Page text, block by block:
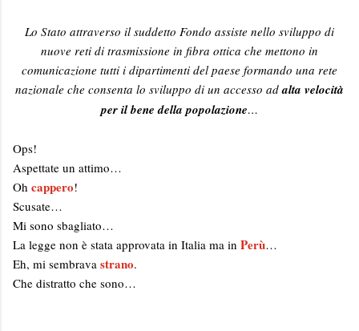
Lo Stato attraverso il suddetto Fondo assiste nello sviluppo di
nuove reti di trasmissione in fibra ottica che mettono in
comunicazione tutti i dipartimenti del paese formando una rete
nazionale che consenta lo sviluppo di un accesso adalta velocità
per il bene della popolazione…
Ops!
Aspettate un attimo…
Oh cappero!
Scusate…
Mi sono sbagliato…
La legge non è stata approvata in Italia ma in Perù…
Eh, mi sembrava strano.
Che distratto che sono…